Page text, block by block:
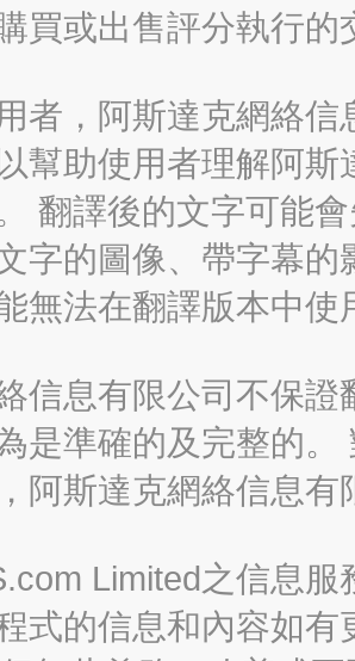
買或出售評分執行的
者，阿斯達克網絡
幫助使用者理解阿
翻譯後的文字可能
字的圖像、帶字幕
無法在翻譯版本中使
信息有限公司不保
是準確的及完整的
阿斯達克網絡信息
Limited之信息
式的信息和內容如